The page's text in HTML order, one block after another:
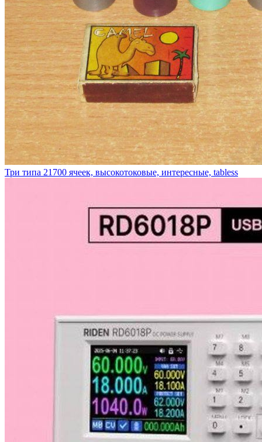
Три типа 21700 ячеек, высокотоковые, интересные, tabless